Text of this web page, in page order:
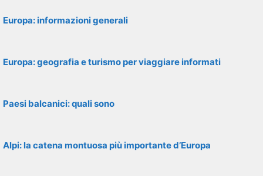
Europa: informazioni generali
Europa: geografia e turismo per viaggiare informati
Paesi balcanici: quali sono
Alpi: la catena montuosa più importante d’Europa